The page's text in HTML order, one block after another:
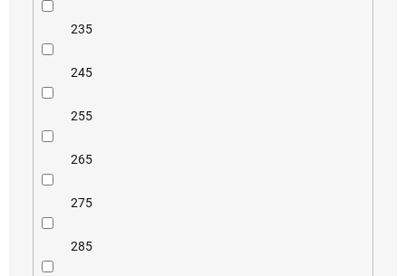
235
245
255
265
275
285